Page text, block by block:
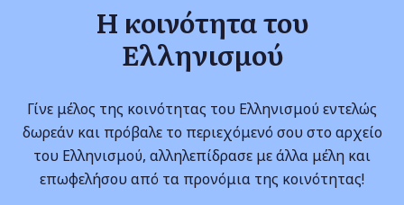
Η κοινότητα του
Ελληνισμού
Γίνε μέλος της κοινότητας του Ελληνισμού εντελώς
δωρεάν και πρόβαλε το περιεχόμενό σου στο αρχείο
του Ελληνισμού, αλληλεπίδρασε με άλλα μέλη και
επωφελήσου από τα προνόμια της κοινότητας!